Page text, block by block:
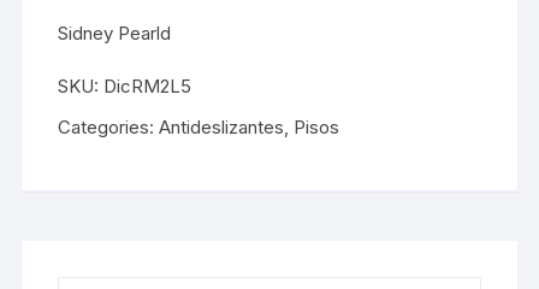
Sidney Pearld
SKU: DicRM2L5
Categories:Antideslizantes, Pisos